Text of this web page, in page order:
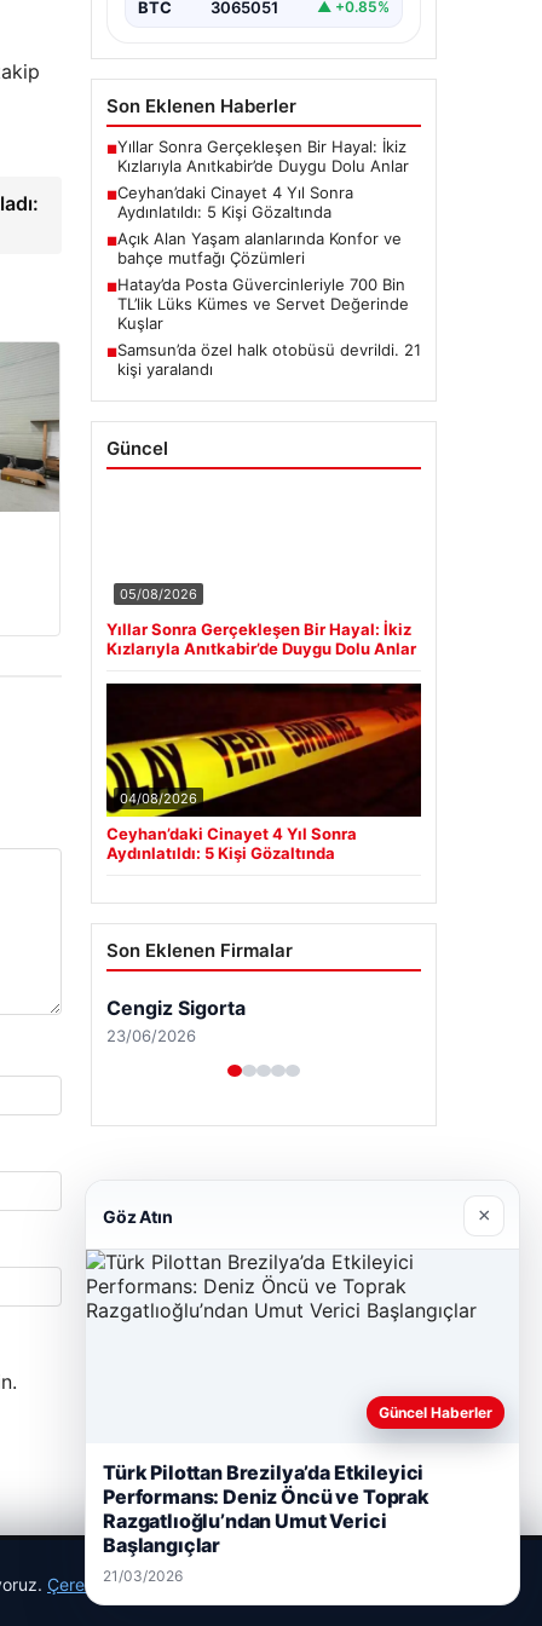
BTC 3065051 ▲ +0.85%
Son Eklenen Haberler
■Yıllar Sonra Gerçekleşen Bir Hayal: İkiz
Kızlarıyla Anıtkabir’de Duygu Dolu Anlar
■Ceyhan’daki Cinayet 4 Yıl Sonra
Aydınlatıldı: 5 Kişi Gözaltında
■Açık Alan Yaşam alanlarında Konfor ve
bahçe mutfağı Çözümleri
■Hatay’da Posta Güvercinleriyle 700 Bin
TL’lik Lüks Kümes ve Servet Değerinde
Kuşlar
■Samsun’da özel halk otobüsü devrildi. 21
kişi yaralandı
Güncel
05/08/2026
Yıllar Sonra Gerçekleşen Bir Hayal: İkiz
Kızlarıyla Anıtkabir’de Duygu Dolu Anlar
04/08/2026
Ceyhan’daki Cinayet 4 Yıl Sonra
Aydınlatıldı: 5 Kişi Gözaltında
Son Eklenen Firmalar
Cengiz Sigorta
23/06/2026
Çerez Politikamız
Göz Atın ×
Güncel Haberler
Türk Pilottan Brezilya’da Etkileyici
Performans: Deniz Öncü ve Toprak
Razgatlıoğlu’ndan Umut Verici
Başlangıçlar
21/03/2026